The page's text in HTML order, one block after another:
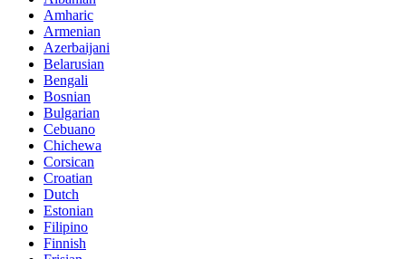
Amharic
Armenian
Azerbaijani
Belarusian
Bengali
Bosnian
Bulgarian
Cebuano
Chichewa
Corsican
Croatian
Dutch
Estonian
Filipino
Finnish